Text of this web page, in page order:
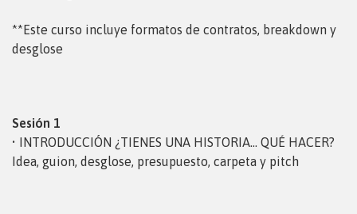
**Este curso incluye formatos de contratos, breakdown y
desglose
Sesión 1
• INTRODUCCIÓN ¿TIENES UNA HISTORIA… QUÉ HACER?
Idea, guion, desglose, presupuesto, carpeta y pitch